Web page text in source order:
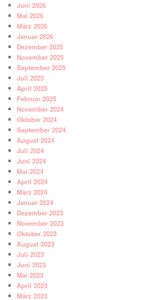
Juni 2026
Mai 2026
März 2026
Januar 2026
Dezember 2025
November 2025
September 2025
Juli 2025
April 2025
Februar 2025
November 2024
Oktober 2024
September 2024
August 2024
Juli 2024
Juni 2024
Mai 2024
April 2024
März 2024
Januar 2024
Dezember 2023
November 2023
Oktober 2023
August 2023
Juli 2023
Juni 2023
Mai 2023
April 2023
März 2023